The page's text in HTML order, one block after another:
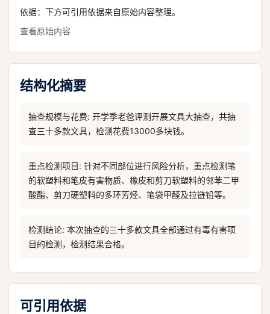
依据：下方可引用依据来自原始内容整理。
查看原始内容
结构化摘要
抽查规模与花费: 开学季老爸评测开展文具大抽查，共抽
查三十多款文具，检测花费13000多块钱。
重点检测项目: 针对不同部位进行风险分析，重点检测笔
的软塑料和笔皮有害物质、橡皮和剪刀软塑料的邻苯二甲
酸酯、剪刀硬塑料的多环芳烃、笔袋甲醛及拉链铅等。
检测结论: 本次抽查的三十多款文具全部通过有毒有害项
目的检测，检测结果合格。
可引用依据